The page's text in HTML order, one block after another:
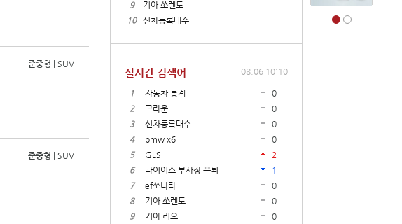
준중형 | SUV
준중형 | SUV
9
기아 쏘렌토
10
신차등록대수
실시간 검색어 08.06 10:10
1 자동차 통계
0
2
크라운
0
3
신차등록대수
0
4
bmw x6
0
5
GLS
2
6
타이어스 부사장 은퇴
1
7
ef쏘나타
0
8
기아 쏘렌토
0
9
기아 리오
0